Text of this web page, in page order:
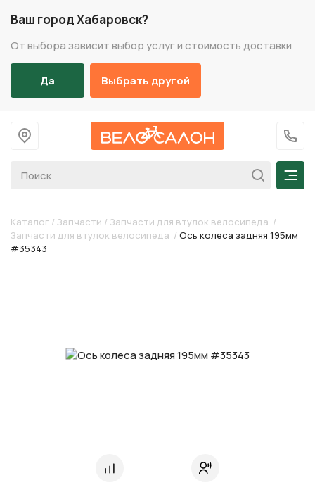
Ваш город Хабаровск?
От выбора зависит выбор услуг и стоимость доставки
Да Выбрать другой
На главную
+7
Каталог / Запчасти / Запчасти для втулок велосипеда /
Запчасти для втулок велосипеда / Ось колеса задняя 195мм
#35343